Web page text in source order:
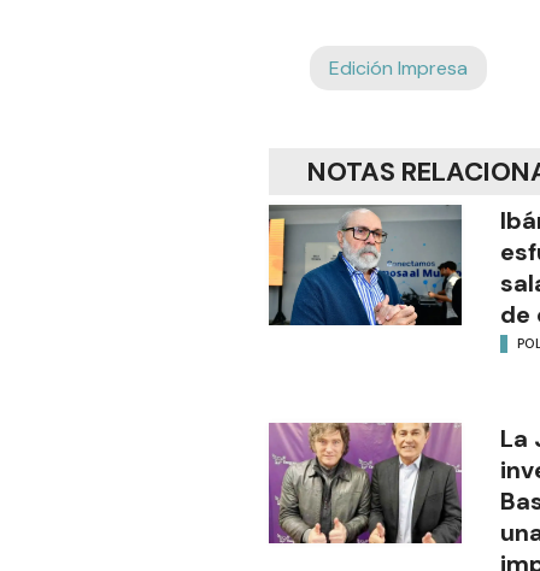
Edición Impresa
NOTAS
de
La